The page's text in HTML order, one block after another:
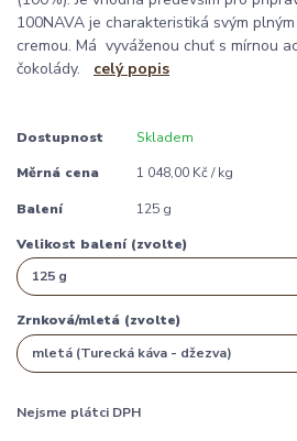
100NAVA je charakteristiká svým
cremou. Má vyváženou chuť s mírnou
čokolády. celý popis
Dostupnost Skladem
Měrná cena 1 048,00 Kč / kg
Balení 125 g
Velikost balení (zvolte)
Zrnková/mletá (zvolte)
Nejsme plátci DPH